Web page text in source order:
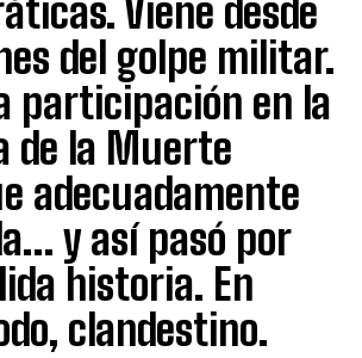
Viene desde
del golpe militar.
participación en la
de la Muerte
adecuadamente
y así pasó por
historia. En
clandestino.